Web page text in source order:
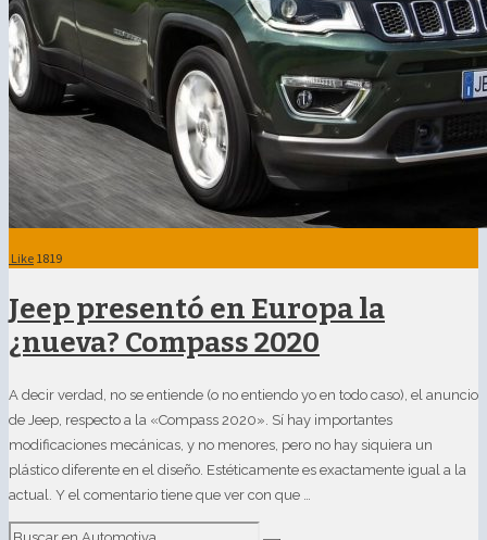
Like 1819
Jeep presentó en Europa la
¿nueva? Compass 2020
A decir verdad, no se entiende (o no entiendo yo en todo caso), el anuncio
de Jeep, respecto a la «Compass 2020». Sí hay importantes
modificaciones mecánicas, y no menores, pero no hay siquiera un
plástico diferente en el diseño. Estéticamente es exactamente igual a la
actual. Y el comentario tiene que ver con que …